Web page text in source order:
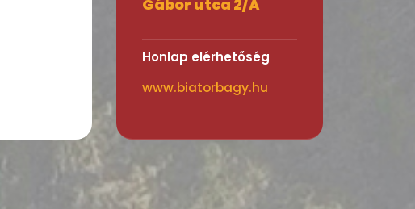
Gábor utca 2/A
Honlap elérhetőség
www.biatorbagy.hu